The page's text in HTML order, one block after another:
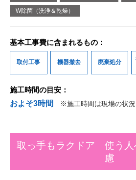
W除菌（洗浄＆乾燥）
基本工事費に含まれるもの：
取付工事 機器撤去 廃棄処分
施工時間の目安：
およそ3時間
※施工時間は現場の状況
取っ手もラクドア 使う人
慮